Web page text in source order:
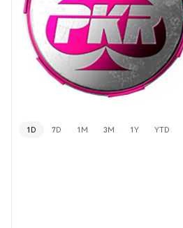
1D 7D 1M 3M 1Y YTD